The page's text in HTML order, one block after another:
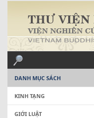
DANH MỤC SÁCH
KINH TẠNG
GIỚI LUẬT